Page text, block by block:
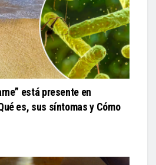
está presente en
es, sus síntomas y Cómo